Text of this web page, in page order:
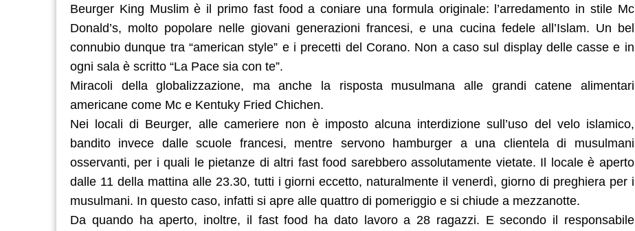
Beurger King Muslim è il primo fast food a coniare una formula originale: l’arredamento in stile Mc
Donald’s, molto popolare nelle giovani generazioni francesi, e una cucina fedele all’Islam. Un bel
connubio dunque tra “american style” e i precetti del Corano. Non a caso sul display delle casse e in
ogni sala è scritto “La Pace sia con te”.
Miracoli della globalizzazione, ma anche la risposta musulmana alle grandi catene alimentari
americane come Mc e Kentuky Fried Chichen.
Nei locali di Beurger, alle cameriere non è imposto alcuna interdizione sull’uso del velo islamico,
bandito invece dalle scuole francesi, mentre servono hamburger a una clientela di musulmani
osservanti, per i quali le pietanze di altri fast food sarebbero assolutamente vietate. Il locale è aperto
dalle 11 della mattina alle 23.30, tutti i giorni eccetto, naturalmente il venerdì, giorno di preghiera per i
musulmani. In questo caso, infatti si apre alle quattro di pomeriggio e si chiude a mezzanotte.
Da quando ha aperto, inoltre, il fast food ha dato lavoro a 28 ragazzi. E secondo il responsabile